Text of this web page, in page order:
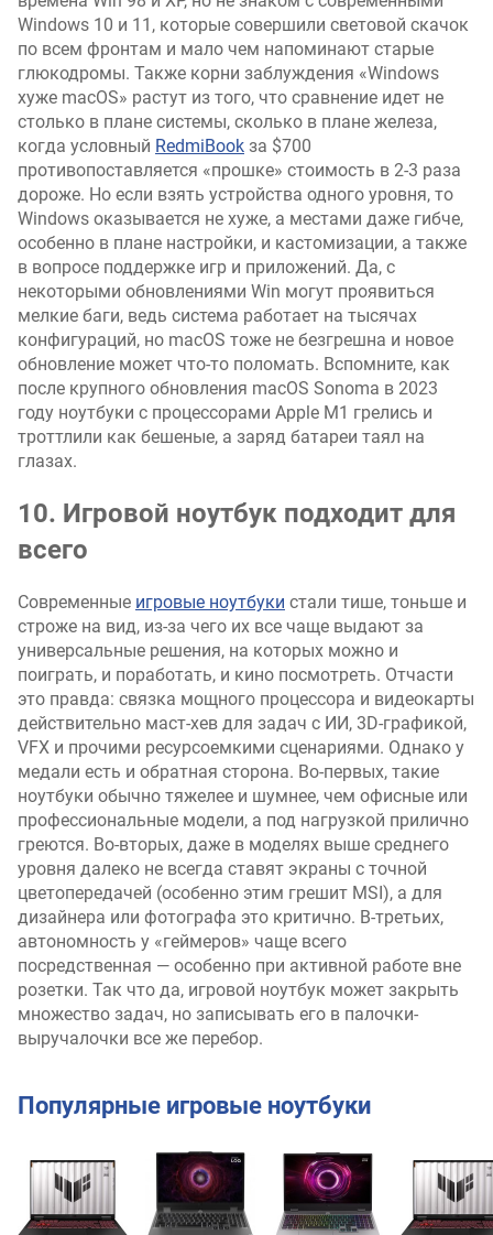
Windows 10 и 11, которые совершили световой скачок
по всем фронтам и мало чем напоминают старые
глюкодромы. Также корни заблуждения «Windows
хуже macOS» растут из того, что сравнение идет не
столько в плане системы, сколько в плане железа,
когда условный RedmiBook за $700
противопоставляется «прошке» стоимость в 2-3 раза
дороже. Но если взять устройства одного уровня, то
Windows оказывается не хуже, а местами даже гибче,
особенно в плане настройки, и кастомизации, а также
в вопросе поддержке игр и приложений. Да, c
некоторыми обновлениями Win могут проявиться
мелкие баги, ведь система работает на тысячах
конфигураций, но macOS тоже не безгрешна и новое
обновление может что-то поломать. Вспомните, как
после крупного обновления macOS Sonoma в 2023
году ноутбуки с процессорами Apple M1 грелись и
троттлили как бешеные, а заряд батареи таял на
глазах.
10. Игровой ноутбук подходит для
всего
Современные игровые ноутбуки стали тише, тоньше и
строже на вид, из-за чего их все чаще выдают за
универсальные решения, на которых можно и
поиграть, и поработать, и кино посмотреть. Отчасти
это правда: связка мощного процессора и видеокарты
действительно маст-хев для задач с ИИ, 3D-графикой,
VFX и прочими ресурсоемкими сценариями. Однако у
медали есть и обратная сторона. Во-первых, такие
ноутбуки обычно тяжелее и шумнее, чем офисные или
профессиональные модели, а под нагрузкой прилично
греются. Во-вторых, даже в моделях выше среднего
уровня далеко не всегда ставят экраны с точной
цветопередачей (особенно этим грешит MSI), а для
дизайнера или фотографа это критично. В-третьих,
автономность у «геймеров» чаще всего
посредственная — особенно при активной работе вне
розетки. Так что да, игровой ноутбук может закрыть
множество задач, но записывать его в палочки-
выручалочки все же перебор.
Популярные игровые ноутбуки